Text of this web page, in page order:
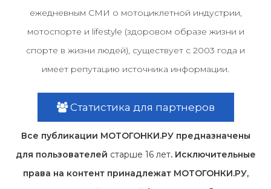
ежедневным СМИ о мотоциклетной индустрии,
мотоспорте и lifestyle (здоровом образе жизни и
спорте в жизни людей), существует с 2003 года и
имеет репутацию источника информации.
Статистика для партнеров
Все публикации МОТОГОНКИ.РУ предназначены
для пользователей старше 16 лет. Исключительные
права на контент принадлежат МОТОГОНКИ.РУ,